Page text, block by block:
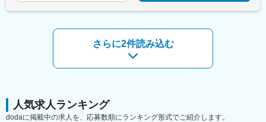
さらに2件読み込む
人気求人ランキング
dodaに掲載中の求人を、応募数順にランキング形式でご紹介します。